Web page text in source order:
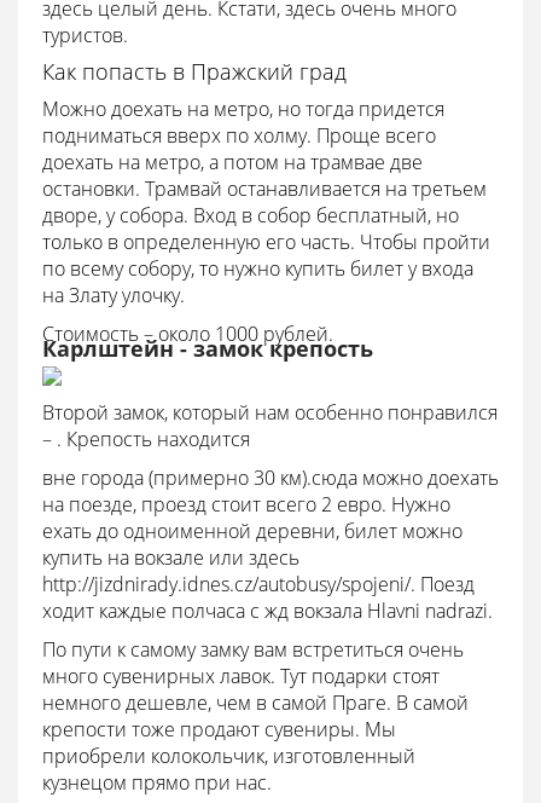
здесь целый день. Кстати, здесь очень много
туристов.
Как попасть в Пражский град
Можно доехать на метро, но тогда придется
подниматься вверх по холму. Проще всего
доехать на метро, а потом на трамвае две
остановки. Трамвай останавливается на третьем
дворе, у собора. Вход в собор бесплатный, но
только в определенную его часть. Чтобы пройти
по всему собору, то нужно купить билет у входа
на Злату улочку.
Стоимость – около 1000 рублей.
Карлштейн - замок крепость
Второй замок, который нам особенно понравился
– . Крепость находится
вне города (примерно 30 км).сюда можно доехать
на поезде, проезд стоит всего 2 евро. Нужно
ехать до одноименной деревни, билет можно
купить на вокзале или здесь
http://jizdnirady.idnes.cz/autobusy/spojeni/. Поезд
ходит каждые полчаса с жд вокзала Hlavni nadrazi.
По пути к самому замку вам встретиться очень
много сувенирных лавок. Тут подарки стоят
немного дешевле, чем в самой Праге. В самой
крепости тоже продают сувениры. Мы
приобрели колокольчик, изготовленный
кузнецом прямо при нас.